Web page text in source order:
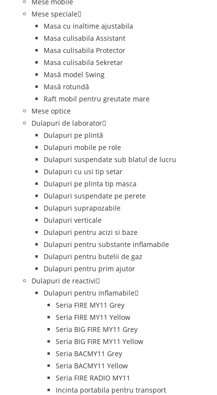
Mese speciale
Masa cu inaltime ajustabila
Masa culisabila Assistant
Masa culisabila Protector
Masa culisabila Sekretar
Masă model Swing
Masă rotundă
Raft mobil pentru greutate mare
Mese optice
Dulapuri de laborator
Dulapuri pe plintă
Dulapuri mobile pe role
Dulapuri suspendate sub blatul de lucru
Dulapuri cu usi tip setar
Dulapuri pe plinta tip masca
Dulapuri suspendate pe perete
Dulapuri suprapozabile
Dulapuri verticale
Dulapuri pentru acizi si baze
Dulapuri pentru substante inflamabile
Dulapuri pentru butelii de gaz
Dulapuri pentru prim ajutor
Dulapuri de reactivi
Dulapuri pentru inflamabile
Seria FIRE MY11 Grey
Seria FIRE MY11 Yellow
Seria BIG FIRE MY11 Grey
Seria BIG FIRE MY11 Yellow
Seria BACMY11 Grey
Seria BACMY11 Yellow
Seria FIRE RADIO MY11
Incinta portabila pentru transport